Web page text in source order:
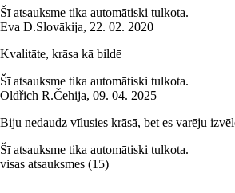
Šī atsauksme tika automātiski tulkota.
Eva D.Slovākija, 22. 02. 2020
Kvalitāte, krāsa kā bildē
Šī atsauksme tika automātiski tulkota.
Oldřich R.Čehija, 09. 04. 2025
Biju nedaudz vīlusies krāsā, bet es varēju
Šī atsauksme tika automātiski tulkota.
visas atsauksmes (15)